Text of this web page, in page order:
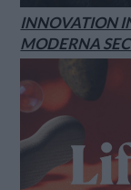
INNOVATION
MODERNA